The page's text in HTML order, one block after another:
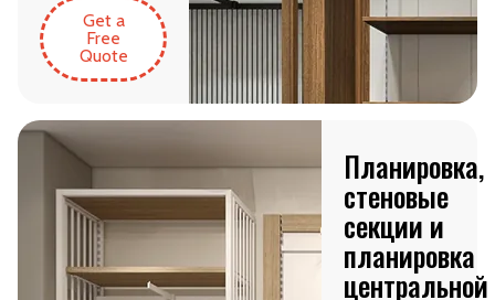
Get a
Free
Quote
Планировка,
стеновые
секции и
планировка
центральной